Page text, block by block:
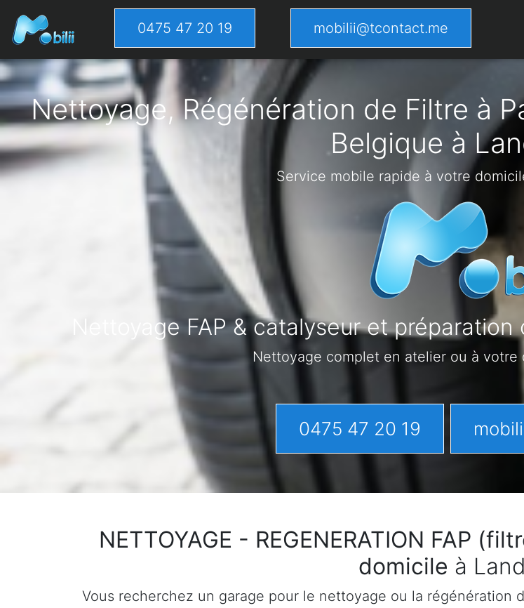
0475 47 20 19 mobilii@tcontact.me
Nettoyage, Régénération de Filtre à
Belgique à
Service mobile rapide à votre
Nettoyage FAP & catalyseur et
Nettoyage complet en atelier ou à votre
0475 47 20 19
NETTOYAGE - REGENERATION FAP
domicile à
Vous recherchez un garage pour le nettoyage ou la